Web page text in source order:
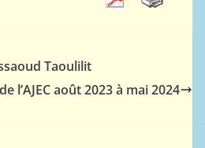
Taoulilit
l’AJEC août 2023 à mai 2024